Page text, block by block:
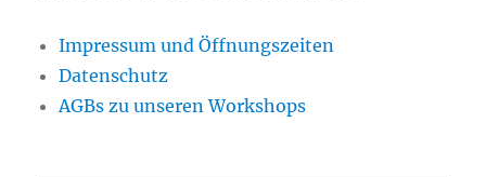
Impressum und Öffnungszeiten
Datenschutz
AGBs zu unseren Workshops